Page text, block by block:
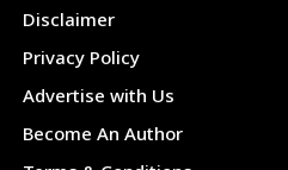
Disclaimer
Privacy Policy
Advertise with Us
Become An Author